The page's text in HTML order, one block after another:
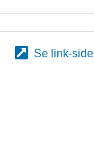
Se link-side